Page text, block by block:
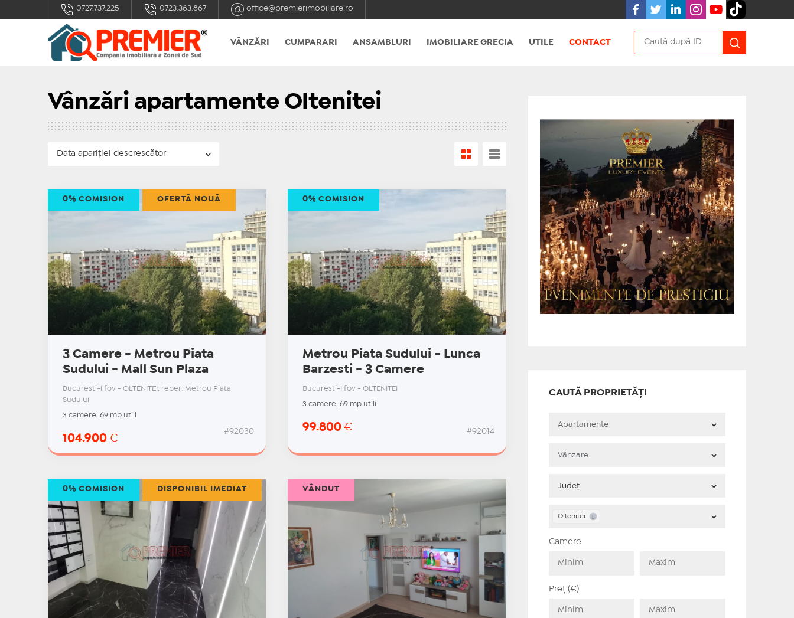
0727.737.225 0723.363.867 office@premierimobiliare.ro
VÂNZĂRI CUMPARARI ANSAMBLURI IMOBILIARE GRECIA UTILE CONTACT
Vânzări apartamente Oltenitei
3 Camere - Metrou Piata
Sudului - Mall Sun Plaza
Bucuresti-Ilfov - OLTENITEI, reper: Metrou Piata
Sudului
3 camere, 69 mp utili
104.900 €
#92030
0% COMISION OFERTĂ NOUĂ
Metrou Piata Sudului - Lunca
Barzesti - 3 Camere
Bucuresti-Ilfov - OLTENITEI
3 camere, 69 mp utili
99.800€ #92014
0% COMISION
0% COMISION DISPONIBIL IMEDIAT VÂNDUT
CAUTĂ PROPRIETĂȚI
Oltenitei
Camere
Preț (€)